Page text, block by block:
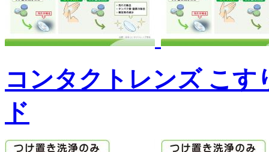
コンタクトレンズ こす
ド